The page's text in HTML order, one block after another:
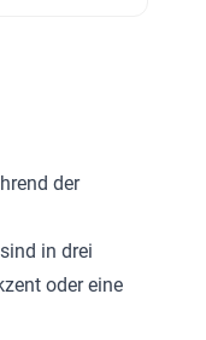
der
in drei
oder eine